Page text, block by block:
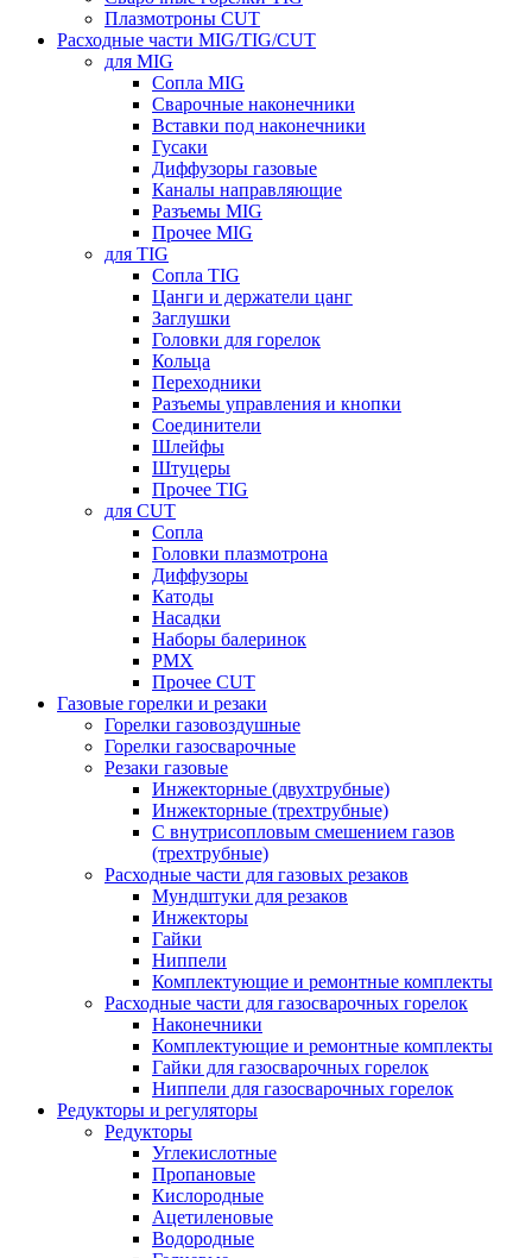
Плазмотроны CUT
Расходные части MIG/TIG/CUT
для MIG
Сопла MIG
Сварочные наконечники
Вставки под наконечники
Гусаки
Диффузоры газовые
Каналы направляющие
Разъемы MIG
Прочее MIG
для TIG
Сопла TIG
Цанги и держатели цанг
Заглушки
Головки для горелок
Кольца
Переходники
Разъемы управления и кнопки
Соединители
Шлейфы
Штуцеры
Прочее TIG
для CUT
Сопла
Головки плазмотрона
Диффузоры
Катоды
Насадки
Наборы балеринок
PMX
Прочее CUT
Газовые горелки и резаки
Горелки газовоздушные
Горелки газосварочные
Резаки газовые
Инжекторные (двухтрубные)
Инжекторные (трехтрубные)
С внутрисопловым смешением газов
(трехтрубные)
Расходные части для газовых резаков
Мундштуки для резаков
Инжекторы
Гайки
Ниппели
Комплектующие и ремонтные комплекты
Расходные части для газосварочных горелок
Наконечники
Комплектующие и ремонтные комплекты
Гайки для газосварочных горелок
Ниппели для газосварочных горелок
Редукторы и регуляторы
Редукторы
Углекислотные
Пропановые
Кислородные
Ацетиленовые
Водородные